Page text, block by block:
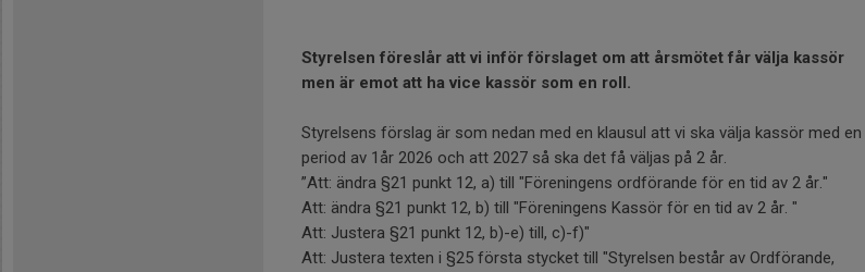
Styrelsen föreslår att vi inför förslaget om att årsmötet får välja kassör
men är emot att ha vice kassör som en roll.
Styrelsens förslag är som nedan med en klausul att vi ska välja kassör med en
period av 1år 2026 och att 2027 så ska det få väljas på 2 år.
”Att: ändra §21 punkt 12, a) till "Föreningens ordförande för en tid av 2 år."
Att: ändra §21 punkt 12, b) till "Föreningens Kassör för en tid av 2 år. "
Att: Justera §21 punkt 12, b)-e) till, c)-f)"
Att: Justera texten i §25 första stycket till "Styrelsen består av Ordförande,